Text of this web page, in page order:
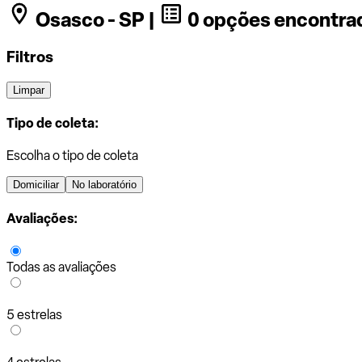
Osasco - SP | 0 opções
Filtros
Limpar
Tipo de coleta:
Escolha o tipo de coleta
Domiciliar No laboratório
Avaliações:
Todas as avaliações
5 estrelas